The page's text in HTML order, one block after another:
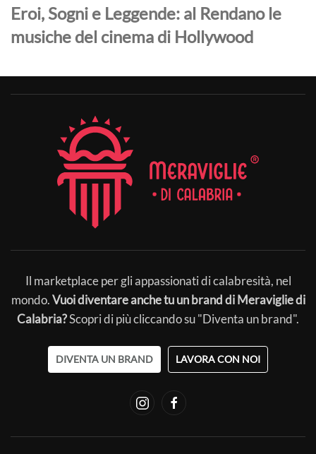
Eroi, Sogni e Leggende: al Rendano le
musiche del cinema di Hollywood
Il marketplace per gli appassionati di calabresità, nel
mondo.Vuoi diventare anche tu un brand di Meraviglie di
Calabria?Scopri di più cliccando su "Diventa un brand".
DIVENTA UN BRAND LAVORA CON NOI